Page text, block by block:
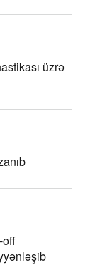
üzrə
off